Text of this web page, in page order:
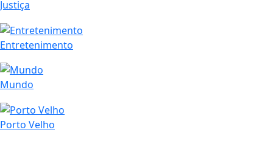
Justiça
Entretenimento
Mundo
Porto Velho